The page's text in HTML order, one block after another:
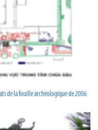
de la fouille archéologique de 2006